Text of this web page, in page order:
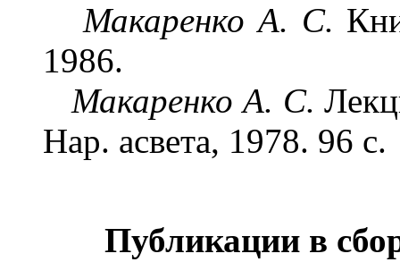
Макаренко А. С.
1986.
Макаренко А. С.
Нар. асвета, 1978. 96 с.
Публикации в